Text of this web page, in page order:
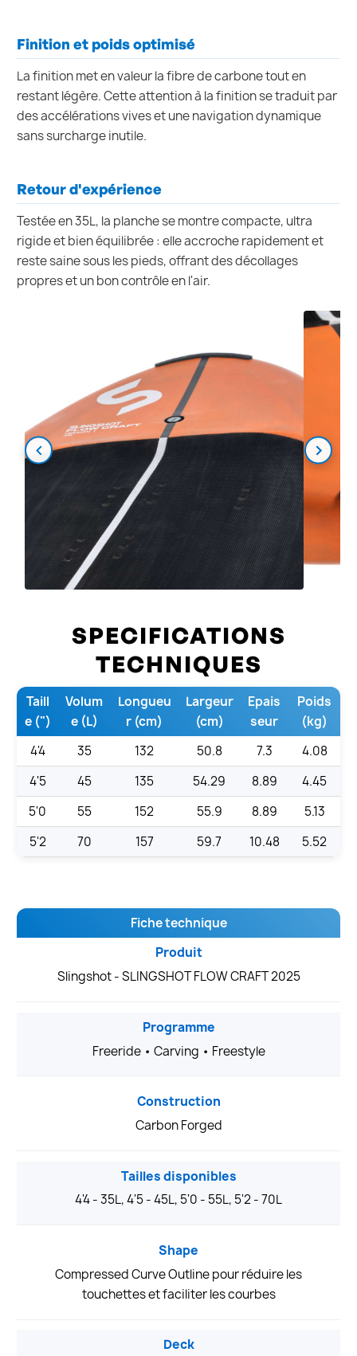
Finition et poids optimisé
La finition met en valeur la fibre de carbone tout en
restant légère. Cette attention à la finition se traduit par
des accélérations vives et une navigation dynamique
sans surcharge inutile.
Retour d'expérience
Testée en 35L, la planche se montre compacte, ultra
rigide et bien équilibrée : elle accroche rapidement et
reste saine sous les pieds, offrant des décollages
propres et un bon contrôle en l'air.
SPECIFICATIONS
TECHNIQUES
Taill
e (")
Volum
e (L)
Longueu
r (cm)
Largeur
(cm)
Epais
seur
Poids
(kg)
4'4
35 132 50.8 7.3
4.08
4'5
45 135 54.29 8.89
4.45
5'0
55 152 55.9 8.89
5.13
5'2
70 157 59.7 10.48 5.52
Fiche technique
Produit
Slingshot - SLINGSHOT FLOW CRAFT 2025
Programme
Freeride • Carving • Freestyle
Construction
Carbon Forged
Tailles disponibles
4'4 - 35L, 4'5 - 45L, 5'0 - 55L, 5'2 - 70L
Shape
Compressed Curve Outline pour réduire les
touchettes et faciliter les courbes
Deck